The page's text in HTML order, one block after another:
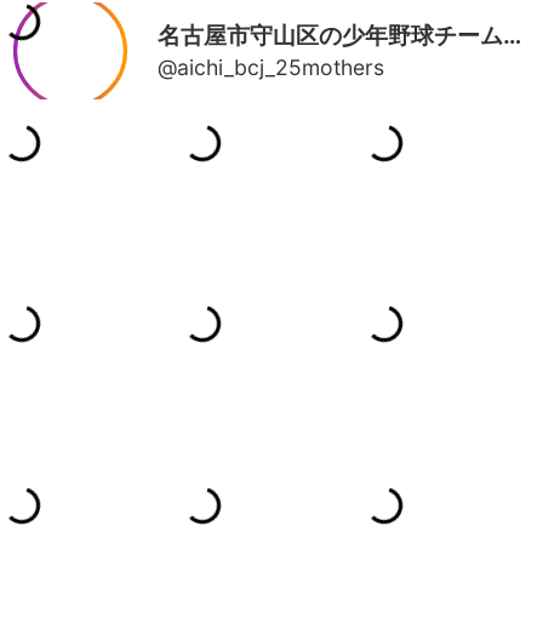
名古屋市守山区の少年野球チーム| 愛知BCJ 25期母の部屋
@aichi_bcj_25mothers